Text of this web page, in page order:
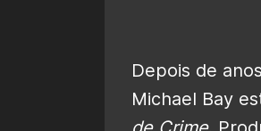
Depois de
Michael Bay